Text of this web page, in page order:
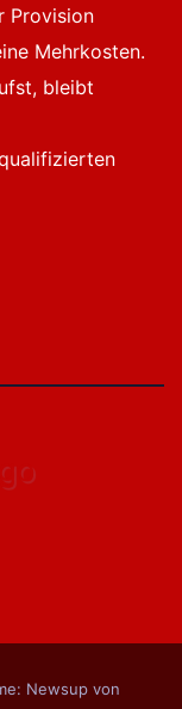
Provision
Mehrkosten.
bleibt
Newsup von